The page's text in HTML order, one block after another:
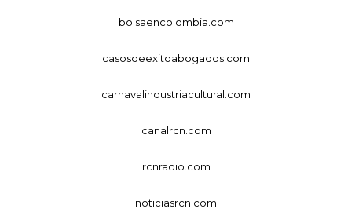
bolsaencolombia.com
casosdeexitoabogados.com
carnavalindustriacultural.com
canalrcn.com
rcnradio.com
noticiasrcn.com